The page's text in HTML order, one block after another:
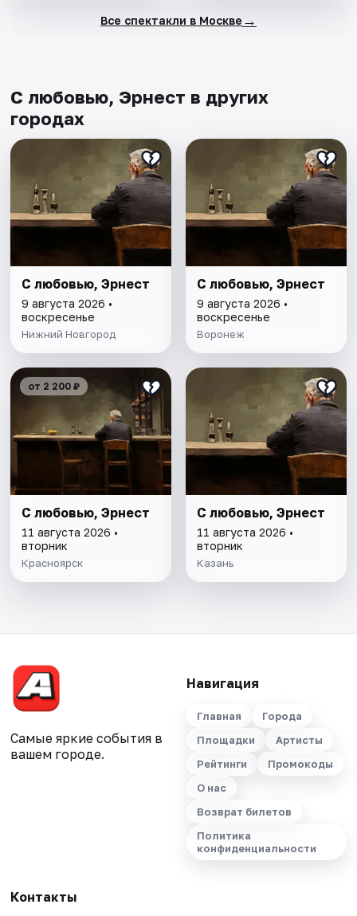
Все спектакли в Москве →
С любовью, Эрнест в других
городах
С любовью, Эрнест
9 августа 2026 •
воскресенье
Нижний Новгород
С любовью, Эрнест
9 августа 2026 •
воскресенье
Воронеж
от 2 200 ₽
С любовью, Эрнест
11 августа 2026 •
вторник
Красноярск
С любовью, Эрнест
11 августа 2026 •
вторник
Казань
Самые яркие события в
вашем городе.
Навигация
Главная
Города
Площадки
Артисты
Рейтинги
Промокоды
О нас
Возврат билетов
Политика
конфиденциальности
Контакты